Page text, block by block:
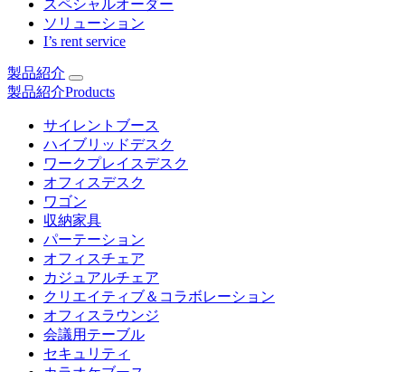
スペシャルオーダー
ソリューション
I’s rent service
製品紹介
製品紹介Products
サイレントブース
ハイブリッドデスク
ワークプレイスデスク
オフィスデスク
ワゴン
収納家具
パーテーション
オフィスチェア
カジュアルチェア
クリエイティブ＆コラボレーション
オフィスラウンジ
会議用テーブル
セキュリティ